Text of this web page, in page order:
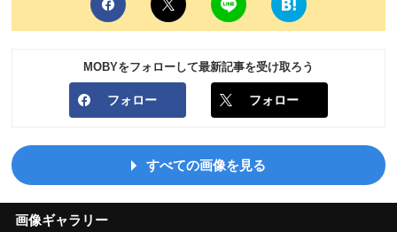
MOBYをフォローして最新記事を受け取ろう
フォロー フォロー
すべての画像を見る
画像ギャラリー